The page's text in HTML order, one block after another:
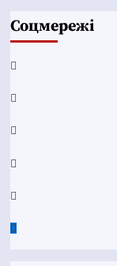
Соцмережі
Facebook
YouTube
Telegram
Instagram
Twitter
Google